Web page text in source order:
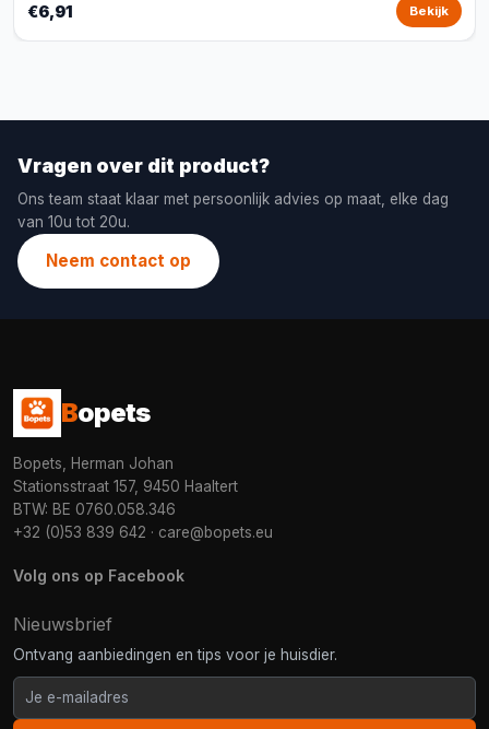
€6,91 Bekijk
Vragen over dit product?
Ons team staat klaar met persoonlijk advies op maat, elke dag
van 10u tot 20u.
Neem contact op
Bopets
Bopets, Herman Johan
Stationsstraat 157, 9450 Haaltert
BTW: BE 0760.058.346
+32 (0)53 839 642 · care@bopets.eu
Volg ons op Facebook
Nieuwsbrief
Ontvang aanbiedingen en tips voor je huisdier.